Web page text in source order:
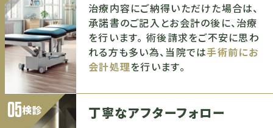
治療内容にご納得いただけた場合は、
承諾書のご記入とお会計の後に、治療
を行います。 術後請求をご不安に思わ
れる方も多い為、当院では手術前にお
会計処理を行います。
05検診 丁寧なアフターフォロー